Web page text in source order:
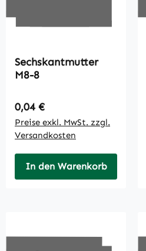
Sechskantmutter
M8-8
Regulärer Preis:
0,04 €
Preise exkl. MwSt. zzgl.
Versandkosten
In den Warenkorb